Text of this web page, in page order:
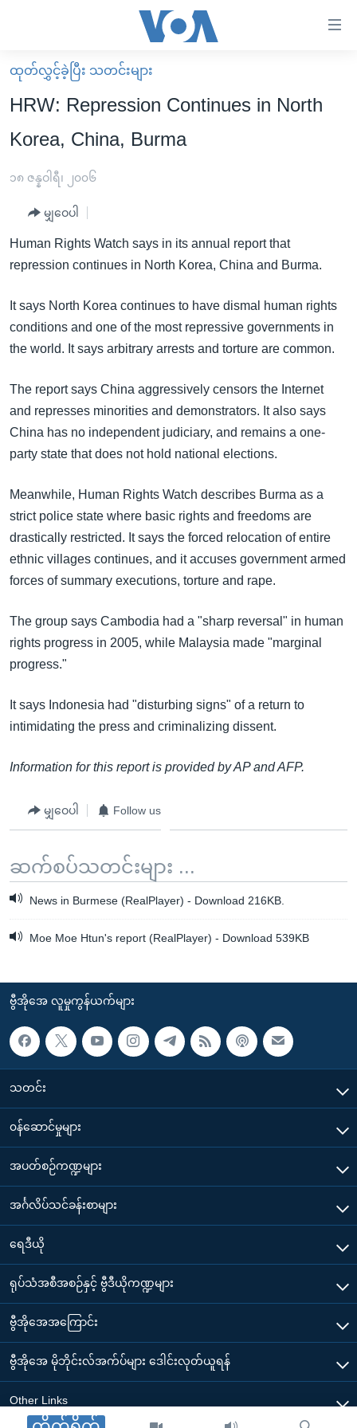
လွယ်ကူ
စေ
သည့်
များ
ကျော်
ညွန်း
စာမျက်နှာ
သို့
ကျော်
ရန်
ရှာဖွေ
ရန်
နေရာ
သို့
ရန်
မူလစာမျက်နှာ
မြန်မာ
ကမ္ဘာ့သတင်းများ
နိုင်ငံတကာ
ရပ်ဝန်းတခု လမ်းတခု အလွန်
မကြေးမုံရဲ့ အင်္ဂလိပ်စာ
ရုပ်ရှင်ထဲက အင်္ဂလိပ်စာ
ရေဒီယို
ရေဒီယိုနှင့်ရုပ်သံ အချက်အလက်များ
ရေဒီယို/တီဗွီအစီအစဉ်
Learning English
ဗွီအိုအေ လူမှုကွန်ယက်များ
ဘာသာစကားများ
ထုတ်လွှင့်ခဲ့ပြီး သတင်းများ
HRW: Repression Continues in North
Korea, China, Burma
၁၈ ဇန္နဝါရီ၊ ၂၀၀၆
မျှဝေပါ
Human Rights Watch says in its annual report that
repression continues in North Korea, China and Burma.
It says North Korea continues to have dismal human rights
conditions and one of the most repressive governments in
the world. It says arbitrary arrests and torture are common.
The report says China aggressively censors the Internet
and represses minorities and demonstrators. It also says
China has no independent judiciary, and remains a one-
party state that does not hold national elections.
Meanwhile, Human Rights Watch describes Burma as a
strict police state where basic rights and freedoms are
drastically restricted. It says the forced relocation of entire
ethnic villages continues, and it accuses government armed
forces of summary executions, torture and rape.
The group says Cambodia had a "sharp reversal" in human
rights progress in 2005, while Malaysia made "marginal
progress."
It says Indonesia had "disturbing signs" of a return to
intimidating the press and criminalizing dissent.
Information for this report is provided by AP and AFP.
မျှဝေပါ Follow us
ဆက်စပ်သတင်းများ ...
News in Burmese (RealPlayer) - Download 216KB.
Moe Moe Htun's report (RealPlayer) - Download 539KB
ဗွီအိုအေ လူမှုကွန်ယက်များ
သတင်း
၀န်ဆောင်မှုများ
အပတ်စဉ်ကဏ္ဍများ
အင်္ဂလိပ်သင်ခန်းစာများ
ရေဒီယို
ရုပ်သံအစီအစဉ်နှင့် ဗွီဒီယိုကဏ္ဍများ
ဗွီအိုအေအကြောင်း
ဗွီအိုအေ မိုဘိုင်းလ်အက်ပ်များ ဒေါင်းလုတ်ယူရန်
Other Links